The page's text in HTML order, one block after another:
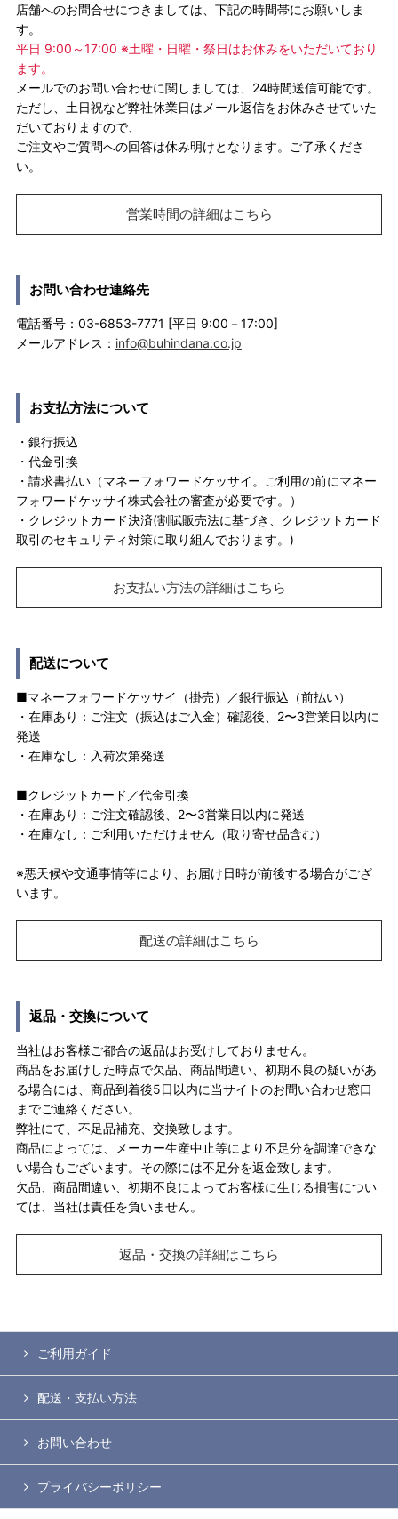
店舗へのお問合せにつきましては、下記の時間帯にお願いしま
す。
平日 9:00～17:00 ※土曜・日曜・祭日はお休みをいただいており
ます。
メールでのお問い合わせに関しましては、24時間送信可能です。
ただし、土日祝など弊社休業日はメール返信をお休みさせていた
だいておりますので、
ご注文やご質問への回答は休み明けとなります。ご了承くださ
い。
営業時間の詳細はこちら
お問い合わせ連絡先
電話番号：03-6853-7771 [平日 9:00－17:00]
メールアドレス： info@buhindana.co.jp
お支払方法について
・銀行振込
・代金引換
・請求書払い（マネーフォワードケッサイ。ご利用の前にマネー
フォワードケッサイ株式会社の審査が必要です。）
・クレジットカード決済(割賦販売法に基づき、クレジットカード
取引のセキュリティ対策に取り組んでおります。)
お支払い方法の詳細はこちら
配送について
■マネーフォワードケッサイ（掛売）／銀行振込（前払い）
・在庫あり：ご注文（振込はご入金）確認後、2〜3営業日以内に
発送
・在庫なし：入荷次第発送
■クレジットカード／代金引換
・在庫あり：ご注文確認後、2〜3営業日以内に発送
・在庫なし：ご利用いただけません（取り寄せ品含む）
※悪天候や交通事情等により、お届け日時が前後する場合がござ
います。
配送の詳細はこちら
返品・交換について
当社はお客様ご都合の返品はお受けしておりません。
商品をお届けした時点で欠品、商品間違い、初期不良の疑いがあ
る場合には、商品到着後5日以内に当サイトのお問い合わせ窓口
までご連絡ください。
弊社にて、不足品補充、交換致します。
商品によっては、メーカー生産中止等により不足分を調達できな
い場合もございます。その際には不足分を返金致します。
欠品、商品間違い、初期不良によってお客様に生じる損害につい
ては、当社は責任を負いません。
返品・交換の詳細はこちら
ご利用ガイド
配送・支払い方法
お問い合わせ
プライバシーポリシー